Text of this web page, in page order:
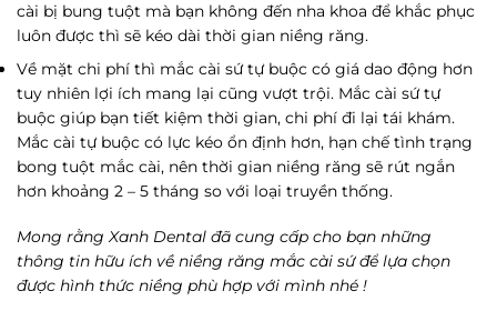
cài bị bung tuột mà bạn không đến nha khoa để khắc phục
luôn được thì sẽ kéo dài thời gian niềng răng.
Về mặt chi phí thì mắc cài sứ tự buộc có giá dao động hơn
tuy nhiên lợi ích mang lại cũng vượt trội. Mắc cài sứ tự
buộc giúp bạn tiết kiệm thời gian, chi phí đi lại tái khám.
Mắc cài tự buộc có lực kéo ổn định hơn, hạn chế tình trạng
bong tuột mắc cài, nên thời gian niềng răng sẽ rút ngắn
hơn khoảng 2 – 5 tháng so với loại truyền thống.
Mong rằng Xanh Dental đã cung cấp cho bạn những
thông tin hữu ích về niềng răng mắc cài sứ để lựa chọn
được hình thức niềng phù hợp với mình nhé !